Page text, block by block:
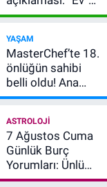
dedi, asıl mesajı
verdi
YAŞAM
MasterChef’te 18.
önlüğün sahibi
belli oldu! Ana
kadroya giren
oldu?
ASTROLOJI
7 Ağustos Cuma
Günlük Burç
Yorumları: Ünlü
Astrologlara Göre